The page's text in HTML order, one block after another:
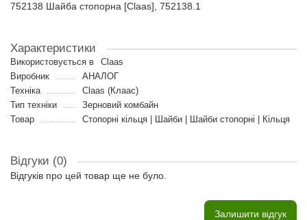
752138 Шайба стопорна [Claas], 752138.1
Характеристики
Використовується в
Claas
Виробник
АНАЛОГ
Техніка
Claas (Клаас)
Тип техніки
Зерновий комбайн
Товар
Стопорні кільця | Шайби | Шайби стопорні | Кільця
Відгуки (0)
Відгуків про цей товар ще не було.
Залишити відгук